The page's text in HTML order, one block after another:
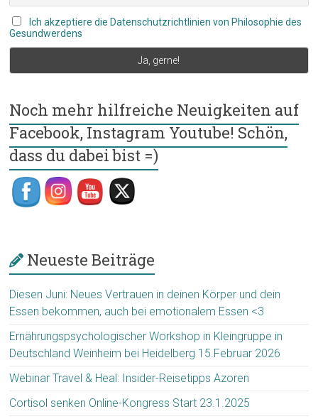
Ich akzeptiere die Datenschutzrichtlinien von Philosophie des
Gesundwerdens
Noch mehr hilfreiche Neuigkeiten auf
Facebook, Instagram Youtube! Schön,
dass du dabei bist =)
Neueste Beiträge
Diesen Juni: Neues Vertrauen in deinen Körper und dein
Essen bekommen, auch bei emotionalem Essen <3
Ernährungspsychologischer Workshop in Kleingruppe in
Deutschland Weinheim bei Heidelberg 15.Februar 2026
Webinar Travel & Heal: Insider-Reisetipps Azoren
Cortisol senken Online-Kongress Start 23.1.2025